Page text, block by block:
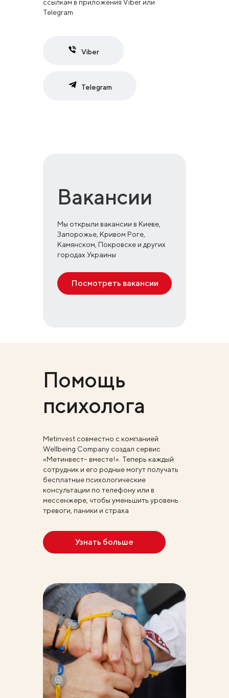
ссылкам в приложения Viber или
Telegram
Viber
Telegram
Вакансии
Мы открыли вакансии в Киеве,
Запорожье, Кривом Роге,
Камянском, Покровске и других
городах Украины
Посмотреть вакансии
Помощь
психолога
Metinvest совместно с компанией
Wellbeing Company создал сервис
«Метинвест– вместе!». Теперь каждый
сотрудник и его родные могут получать
бесплатные психологические
консультации по телефону или в
мессенжере, чтобы уменьшить уровень
тревоги, паники и страха
Узнать больше